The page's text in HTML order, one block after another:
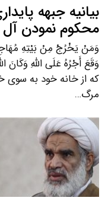
بیانیه جبهه
محکوم نمودن آل
وَمَنْ یَخْرُجْ مِنْ بَیْتِهِ
که از خانه خود به
مرگ…